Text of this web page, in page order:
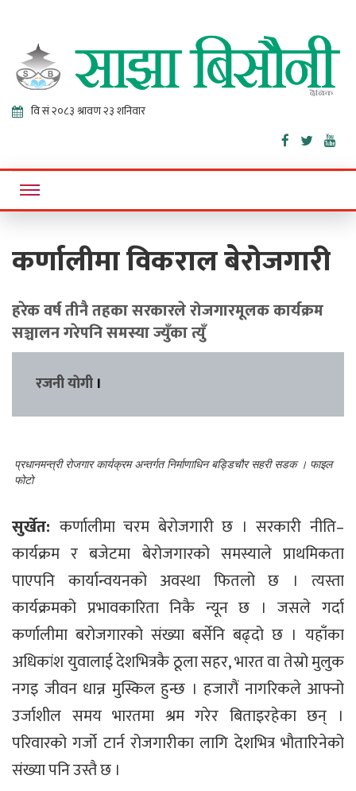
Sajha
Bisaunee
Online News Portal
कर्णालीमा विकराल बेरोजगारी
हरेक वर्ष तीनै तहका सरकारले रोजगारमूलक कार्यक्रम
सञ्चालन गरेपनि समस्या ज्युँका त्युँ
रजनी याेगी ।
प्रधानमन्त्री रोजगार कार्यक्रम अन्तर्गत निर्माणाधिन बड्डिचौर सहरी सडक । फाइल
फोटो
सुर्खेत: कर्णालीमा चरम बेरोजगारी छ । सरकारी नीति–
कार्यक्रम र बजेटमा बेरोजगारको समस्याले प्राथमिकता
पाएपनि कार्यान्वयनको अवस्था फितलो छ । त्यस्ता
कार्यक्रमको प्रभावकारिता निकै न्यून छ । जसले गर्दा
कर्णालीमा बरोजगारको संख्या बर्सेनि बढ्दो छ । यहाँका
अधिकांश युवालाई देशभित्रकै ठूला सहर, भारत वा तेस्रो मुलुक
नगइ जीवन धान्न मुस्किल हुन्छ । हजारौं नागरिकले आफ्नो
उर्जाशील समय भारतमा श्रम गरेर बिताइरहेका छन् ।
परिवारको गर्जो टार्न रोजगारीका लागि देशभित्र भौतारिनेको
संख्या पनि उस्तै छ ।